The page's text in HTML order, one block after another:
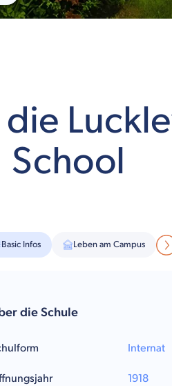
School
Basic Infos Leben am Campus
die Schule
Internat
1918